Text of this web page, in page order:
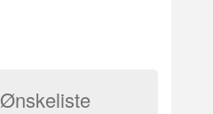
Ønskeliste